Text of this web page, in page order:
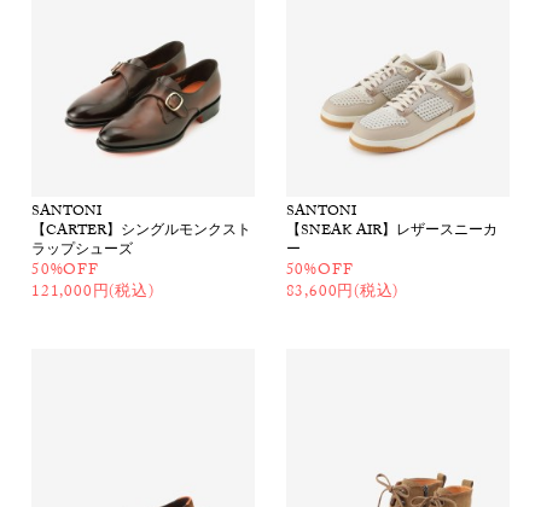
SANTONI
【CARTER】シングルモンクスト
ラップシューズ
50%OFF
121,000円(税込)
SANTONI
【SNEAK AIR】レザースニーカ
ー
50%OFF
83,600円(税込)